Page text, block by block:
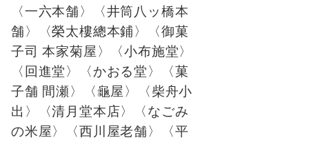
〈一六本舗〉〈井筒八ッ橋本
舗〉〈榮太樓總本鋪〉〈御菓
子司 本家菊屋〉〈小布施堂〉
〈回進堂〉〈かおる堂〉〈菓
子舗 間瀬〉〈龜屋〉〈柴舟小
出〉〈清月堂本店〉〈なごみ
の米屋〉〈西川屋老舗〉〈平